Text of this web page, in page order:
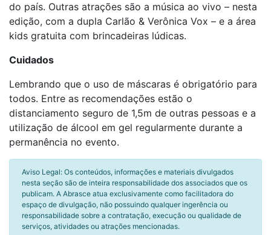
do país. Outras atrações são a música ao vivo – nesta
edição, com a dupla Carlão & Verônica Vox – e a área
kids gratuita com brincadeiras lúdicas.
Cuidados
Lembrando que o uso de máscaras é obrigatório para
todos. Entre as recomendações estão o
distanciamento seguro de 1,5m de outras pessoas e a
utilização de álcool em gel regularmente durante a
permanência no evento.
Aviso Legal: Os conteúdos, informações e materiais divulgados
nesta seção são de inteira responsabilidade dos associados que os
publicam. A Abrasce atua exclusivamente como facilitadora do
espaço de divulgação, não possuindo qualquer ingerência ou
responsabilidade sobre a contratação, execução ou qualidade de
serviços, atividades ou atrações mencionadas.